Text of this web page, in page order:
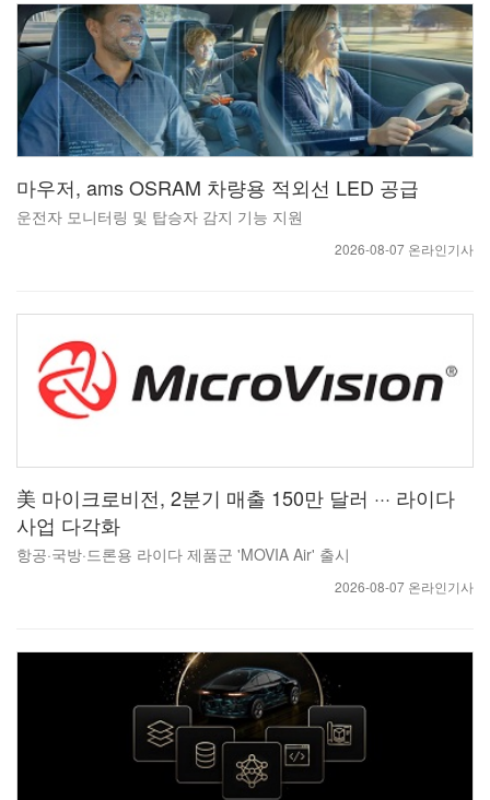
마우저, ams OSRAM 차량용 적외선 LED 공급
운전자 모니터링 및 탑승자 감지 기능 지원
2026-08-07 온라인기사
美 마이크로비전, 2분기 매출 150만 달러 ··· 라이다
사업 다각화
항공·국방·드론용 라이다 제품군 'MOVIA Air' 출시
2026-08-07 온라인기사